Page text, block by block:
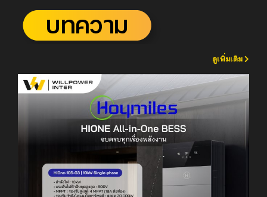
ดูเพิ่มเติม